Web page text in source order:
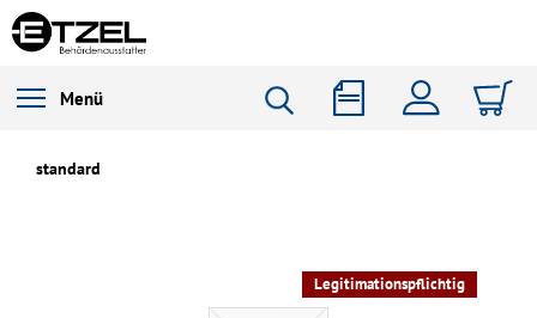
Menü
standard
Legitimationspflichtig